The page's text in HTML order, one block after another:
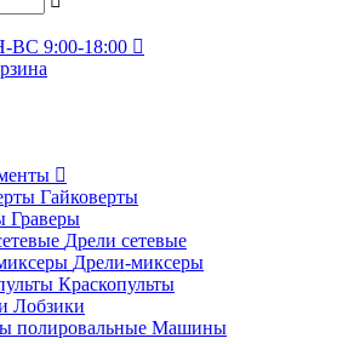
ВС 9:00-18:00
Гайковерты
Граверы
Дрели сетевые
Дрели-миксеры
Краскопульты
Лобзики
Машины